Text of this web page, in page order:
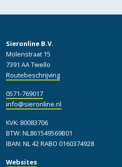
Websites
Sieronline B.V.
Molenstraat 15
7391 AA Twello
Routebeschrijving
0571-769017
info@sieronline.nl
KVK: 80083706
BTW: NL861549569B01
IBAN: NL 42 RABO 0160374928